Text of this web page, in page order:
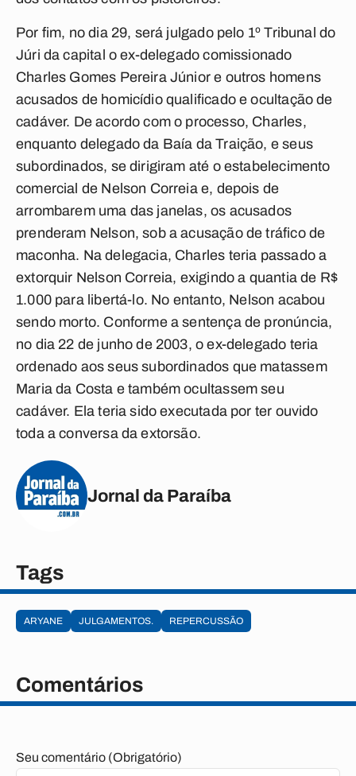
Por fim, no dia 29, será julgado pelo 1º Tribunal do
Júri da capital o ex-delegado comissionado
Charles Gomes Pereira Júnior e outros homens
acusados de homicídio qualificado e ocultação de
cadáver. De acordo com o processo, Charles,
enquanto delegado da Baía da Traição, e seus
subordinados, se dirigiram até o estabelecimento
comercial de Nelson Correia e, depois de
arrombarem uma das janelas, os acusados
prenderam Nelson, sob a acusação de tráfico de
maconha. Na delegacia, Charles teria passado a
extorquir Nelson Correia, exigindo a quantia de R$
1.000 para libertá-lo. No entanto, Nelson acabou
sendo morto. Conforme a sentença de pronúncia,
no dia 22 de junho de 2003, o ex-delegado teria
ordenado aos seus subordinados que matassem
Maria da Costa e também ocultassem seu
cadáver. Ela teria sido executada por ter ouvido
toda a conversa da extorsão.
Jornal da Paraíba
Tags
ARYANE JULGAMENTOS. REPERCUSSÃO
Comentários
Seu comentário (Obrigatório)